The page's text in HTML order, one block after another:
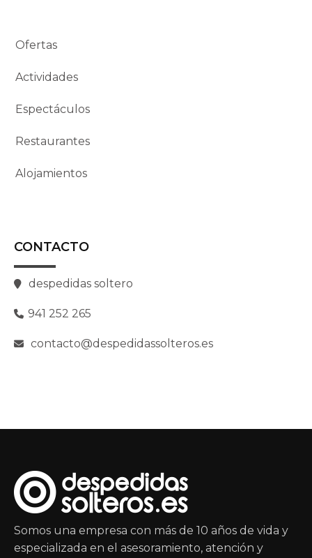
Ofertas
Actividades
Espectáculos
Restaurantes
Alojamientos
CONTACTO
despedidas soltero
941 252 265
contacto@despedidassolteros.es
Somos una empresa con más de 10 años de vida y
especializada en el asesoramiento, atención y